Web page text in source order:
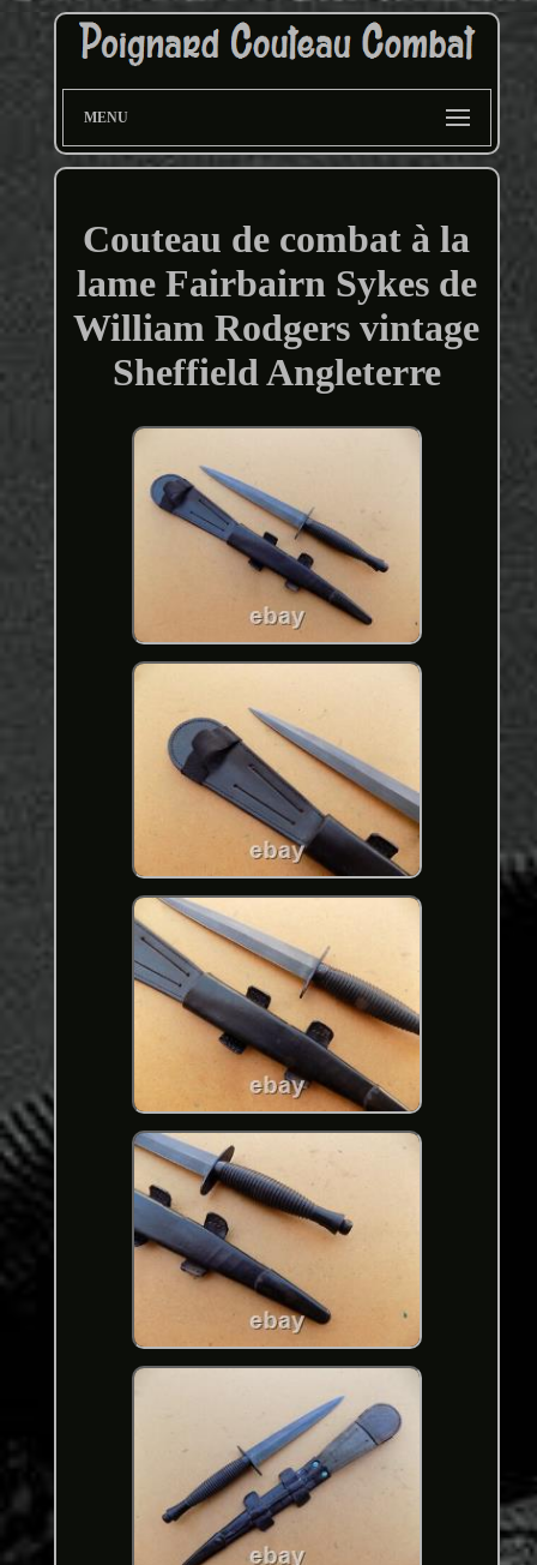
MENU
Couteau de combat à la
lame Fairbairn Sykes de
William Rodgers vintage
Sheffield Angleterre